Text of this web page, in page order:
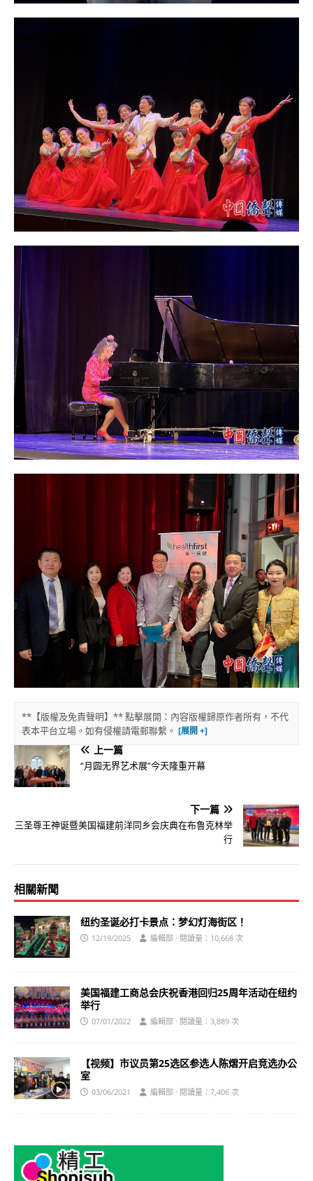
**【版權及免責聲明】** 點擊展開：內容版權歸原作者所有，不代
表本平台立場。如有侵權請電郵聯繫。
上一篇
“月圆无界艺术展”今天隆重开幕
下一篇
三圣尊王神诞暨美国福建前洋同乡会庆典在布鲁克林举
行
相關新聞
纽约圣诞必打卡景点：梦幻灯海街区！
12/19/2025 編輯部 · 閱讀量：10,668 次
美国福建工商总会庆祝香港回归25周年活动在纽约
举行
07/01/2022 編輯部 · 閱讀量：3,889 次
【视频】市议员第25选区参选人陈熠开启竞选办公
室
03/06/2021 編輯部 · 閱讀量：7,406 次